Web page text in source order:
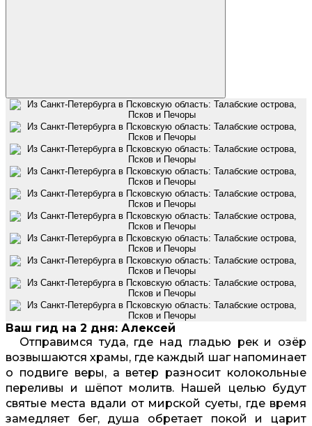
Ваш гид на 2 дня: Алексей
Отправимся туда, где над гладью рек и озёр
возвышаются храмы, где каждый шаг напоминает
о подвиге веры, а ветер разносит колокольные
переливы и шёпот молитв. Нашей целью будут
святые места вдали от мирской суеты, где время
замедляет бег, душа обретает покой и царит